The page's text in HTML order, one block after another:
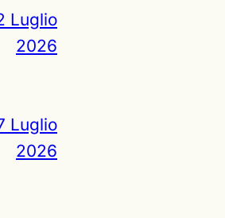
Luglio
2026
Luglio
2026